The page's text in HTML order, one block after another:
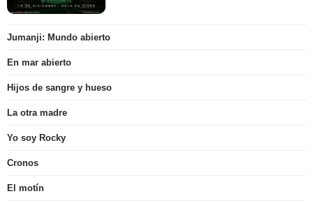
Jumanji: Mundo abierto
En mar abierto
Hijos de sangre y hueso
La otra madre
Yo soy Rocky
Cronos
El motín